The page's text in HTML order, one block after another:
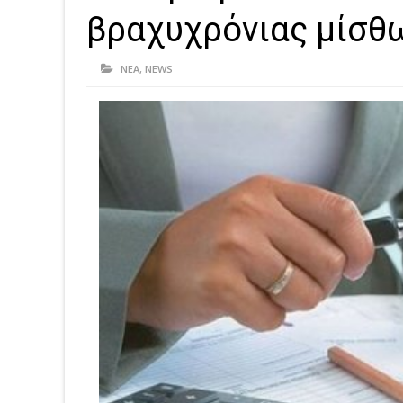
βραχυχρόνιας
ΝΕΑ, NEWS